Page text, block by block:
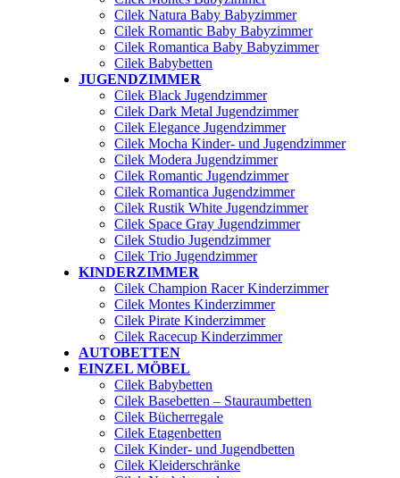
Cilek Natura Baby Babyzimmer
Cilek Romantic Baby Babyzimmer
Cilek Romantica Baby Babyzimmer
Cilek Babybetten
JUGENDZIMMER
Cilek Black Jugendzimmer
Cilek Dark Metal Jugendzimmer
Cilek Elegance Jugendzimmer
Cilek Mocha Kinder- und Jugendzimmer
Cilek Modera Jugendzimmer
Cilek Romantic Jugendzimmer
Cilek Romantica Jugendzimmer
Cilek Rustik White Jugendzimmer
Cilek Space Gray Jugendzimmer
Cilek Studio Jugendzimmer
Cilek Trio Jugendzimmer
KINDERZIMMER
Cilek Champion Racer Kinderzimmer
Cilek Montes Kinderzimmer
Cilek Pirate Kinderzimmer
Cilek Racecup Kinderzimmer
AUTOBETTEN
EINZEL MÖBEL
Cilek Babybetten
Cilek Basebetten – Stauraumbetten
Cilek Bücherregale
Cilek Etagenbetten
Cilek Kinder- und Jugendbetten
Cilek Kleiderschränke